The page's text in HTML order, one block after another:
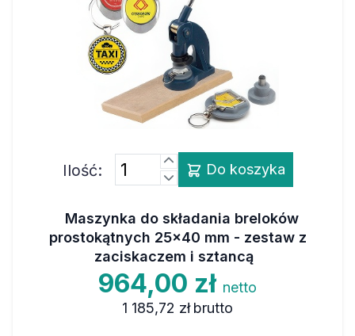
Ilość: Do koszyka
Maszynka do składania breloków
prostokątnych 25x40 mm - zestaw z
zaciskaczem i sztancą
964,00 zł netto
1 185,72 zł brutto